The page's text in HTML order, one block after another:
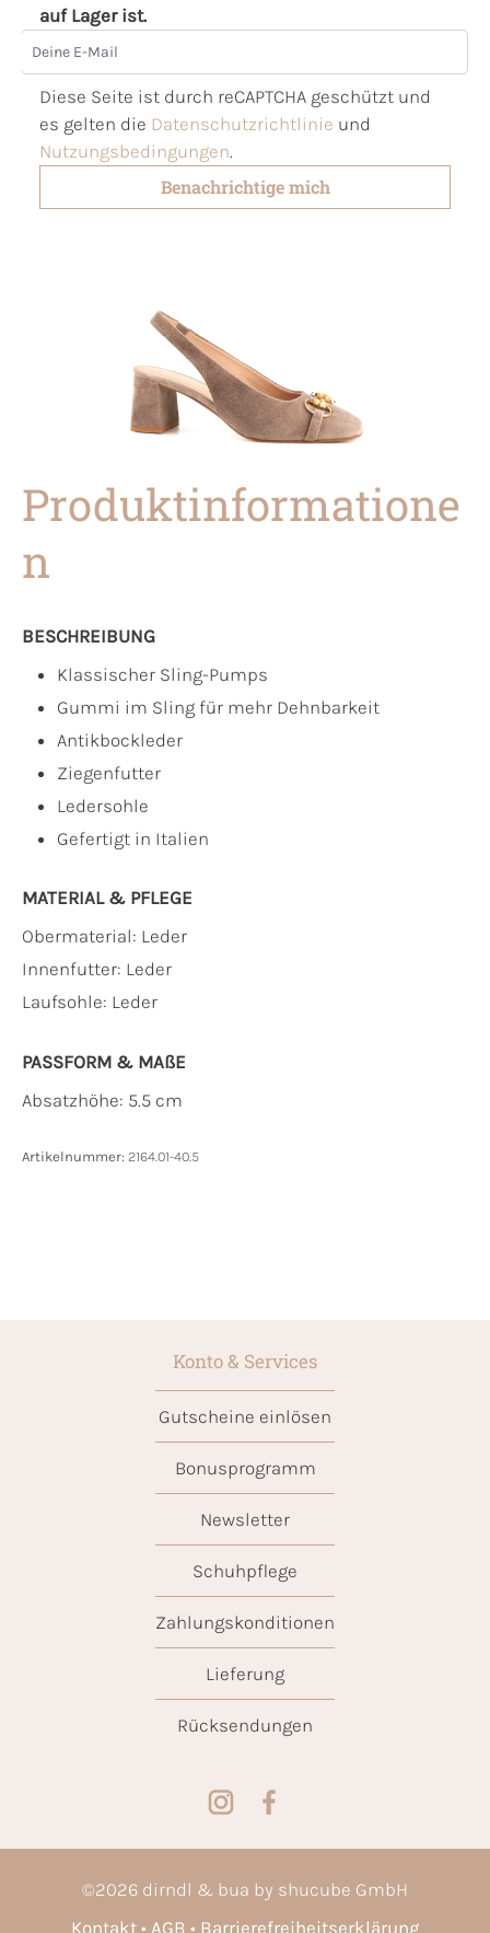
auf Lager ist.
Deine E-Mail
Diese Seite ist durch reCAPTCHA geschützt und
es gelten die Datenschutzrichtlinie und
Nutzungsbedingungen.
Benachrichtige mich
Produktinformatione
n
BESCHREIBUNG
Klassischer Sling-Pumps
Gummi im Sling für mehr Dehnbarkeit
Antikbockleder
Ziegenfutter
Ledersohle
Gefertigt in Italien
MATERIAL & PFLEGE
Obermaterial: Leder
Innenfutter: Leder
Laufsohle: Leder
PASSFORM & MAẞE
Absatzhöhe: 5.5 cm
Artikelnummer: 2164.01-40.5
Konto & Services
Gutscheine einlösen
Bonusprogramm
Newsletter
Schuhpflege
Zahlungskonditionen
Lieferung
Rücksendungen
©2026 dirndl & bua by shucube GmbH
Kontakt
AGB Barrierefreiheitserklärung